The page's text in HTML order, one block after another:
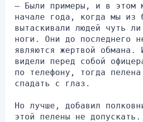
— Были примеры, и в этом
начале года, когда мы из
вытаскивали людей чуть
ноги. Они до последнего
являются жертвой обмана.
видели перед собой
по телефону, тогда пелена
спадать с глаз.
Но лучше, добавил
этой пелены не